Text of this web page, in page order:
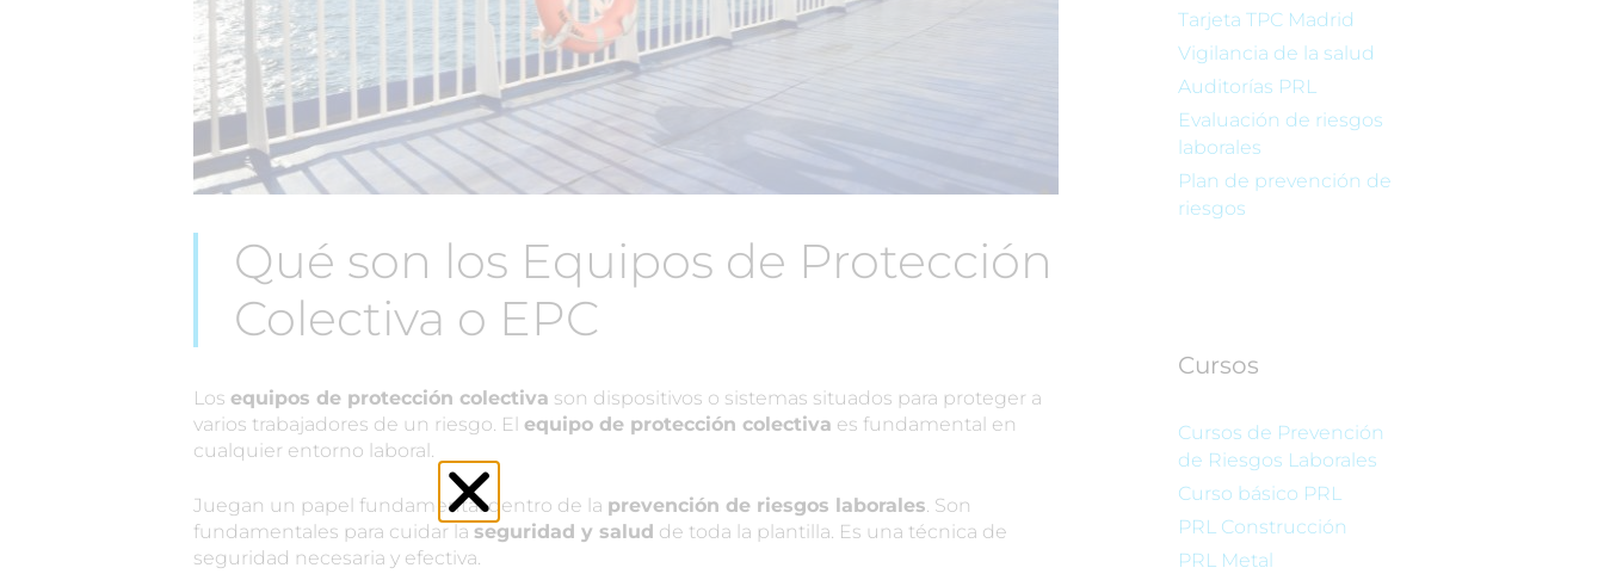
Qué son los Equipos de Protección
Colectiva o EPC
Los equipos de protección colectiva son dispositivos o sistemas situados para proteger a
varios trabajadores de un riesgo. El equipo de protección colectiva es fundamental en
cualquier entorno laboral.
Juegan un papel fundamental dentro de la prevención de riesgos laborales. Son
fundamentales para cuidar la seguridad y salud de toda la plantilla. Es una técnica de
seguridad necesaria y efectiva.
Tarjeta TPC Madrid
Vigilancia de la salud
Auditorías PRL
Evaluación de riesgos
laborales
Plan de prevención de
riesgos
Cursos
Cursos de Prevención
de Riesgos Laborales
Curso básico PRL
PRL Construcción
PRL Metal